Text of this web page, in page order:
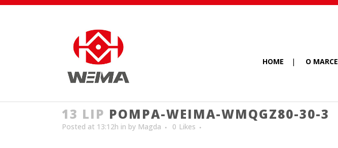
HOME O MARCE
13 LIP POMPA-WEIMA-WMQGZ80-30-3
Posted at 13:12h in by Magda 0 Likes